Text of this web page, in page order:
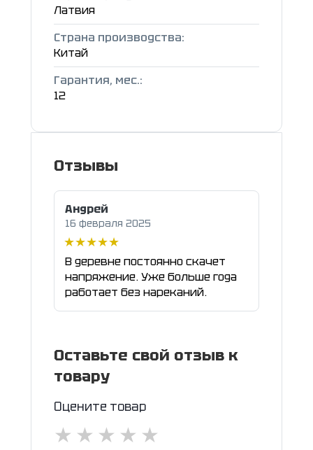
Латвия
Страна производства:
Китай
Гарантия, мес.:
12
Отзывы
Андрей
16 февраля 2025
В деревне постоянно скачет
напряжение. Уже больше года
работает без нареканий.
Оставьте свой отзыв к
товару
Оцените товар
★
★
★
★
★